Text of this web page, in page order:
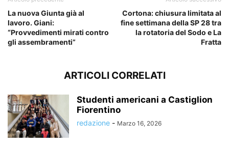
La nuova Giunta già al
lavoro. Giani:
“Provvedimenti mirati contro
gli assembramenti”
Cortona: chiusura limitata al
fine settimana della SP 28 tra
la rotatoria del Sodo e La
Fratta
ARTICOLI CORRELATI
Studenti americani a Castiglion
Fiorentino
redazione - Marzo 16, 2026